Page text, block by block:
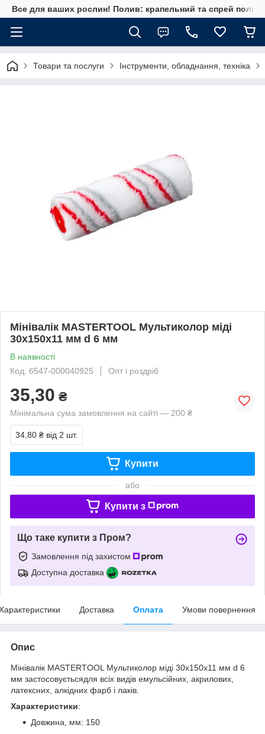
Все для ваших рослин! Полив: крапельний та спрей полив,
Товари та послуги Інструменти, обладнання, техніка
Мінівалік MASTERTOOL Мультиколор міді
30х150х11 мм d 6 мм
В наявності
Код: 6547-000040925
Опт і роздріб
35,30 ₴
Мінімальна сума замовлення на сайті — 200 ₴
34,80 ₴ від 2 шт.
Купити
або
Купити з
Що таке купити з Пром?
Замовлення під захистом
Доступна доставка
Доставка Оплата Умови повернення
Опис
Мінівалік MASTERTOOL Мультиколор міді 30х150х11 мм d 6
мм застосовуєтьсядля всіх видів емульсійних, акрилових,
латексних, алкідних фарб і лаків.
Характеристики:
Довжина, мм: 150